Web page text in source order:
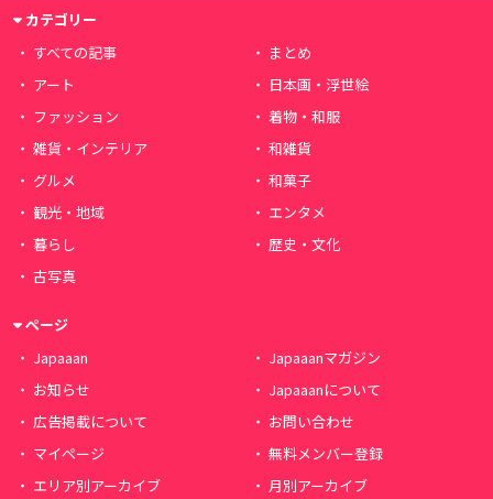
カテゴリー
すべての記事
まとめ
アート
日本画・浮世絵
ファッション
着物・和服
雑貨・インテリア
和雑貨
グルメ
和菓子
観光・地域
エンタメ
暮らし
歴史・文化
古写真
ページ
Japaaan
Japaaanマガジン
お知らせ
Japaaanについて
広告掲載について
お問い合わせ
マイページ
無料メンバー登録
エリア別アーカイブ
月別アーカイブ